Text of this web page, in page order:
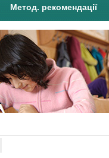
Метод. рекомендації